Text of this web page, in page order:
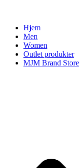
Hjem
Men
Women
Outlet produkter
MJM Brand Store